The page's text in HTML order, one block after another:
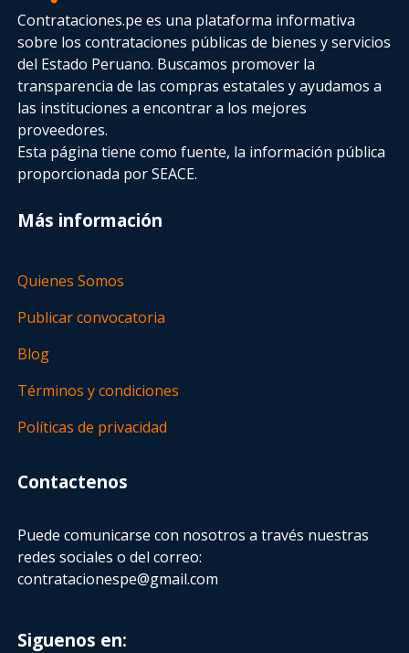
Contrataciones.pe es una plataforma informativa
sobre los contrataciones públicas de bienes y servicios
del Estado Peruano. Buscamos promover la
transparencia de las compras estatalesy ayudamos a
las instituciones a encontrar a los mejores
proveedores.
Esta página tiene como fuente, la información pública
proporcionada por SEACE.
Más información
Quienes Somos
Publicar convocatoria
Blog
Términos y condiciones
Políticas de privacidad
Contactenos
Puede comunicarse con nosotros a través nuestras
redes sociales o del correo:
contratacionespe@gmail.com
Siguenos en: